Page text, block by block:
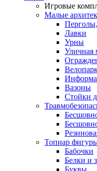
Игровые
Малые
Лавки
Урны
Уличная
Вазоны
Стойки
Топиар
Бабочки
Белки и
Буквы